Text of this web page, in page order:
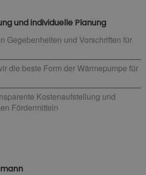
und individuelle Planung
Gegebenheiten und Vorschriften für
die beste Form der Wärmepumpe für
Kostenaufstellung und
Fördermitteln